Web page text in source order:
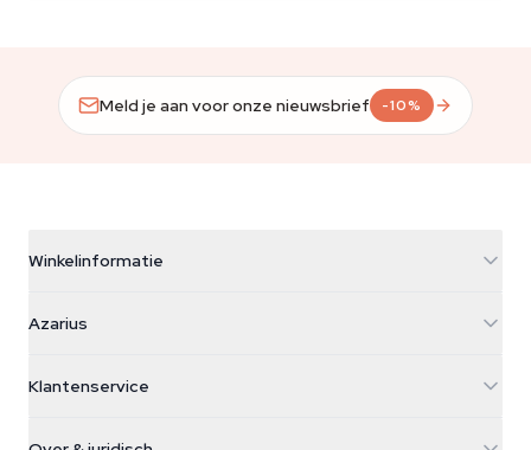
Meld je aan voor onze nieuwsbrief -10%
Winkelinformatie
Galvaniweg 11
Nederland
Azarius
Smokeshop
Klantenservice